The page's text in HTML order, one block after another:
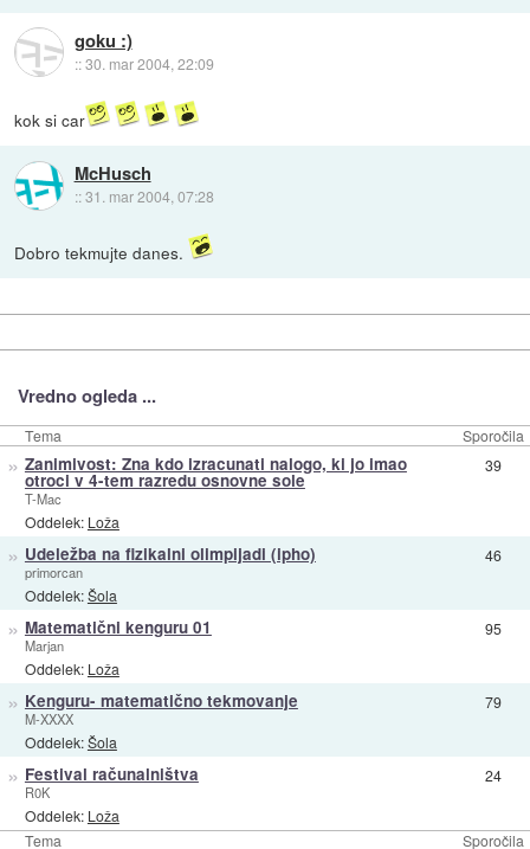
goku :)
::30. mar 2004, 22:09
kok si car
McHusch
::31. mar 2004, 07:28
Dobro tekmujte danes.
Vredno ogleda ...
Tema Sporočila
Tema Sporočila
» Zanimivost: Zna kdo izracunati nalogo, ki jo imao
otroci v 4-tem razredu osnovne sole
T-Mac
Oddelek: Loža
39
» Udeležba na fizikalni olimpijadi (ipho)
primorcan
Oddelek:Šola
46
» Matematični kenguru 01
Marjan
Oddelek: Loža
95
» Kenguru- matematično tekmovanje
M-XXXX
Oddelek:Šola
79
» Festival računalništva
R0K
Oddelek: Loža
24